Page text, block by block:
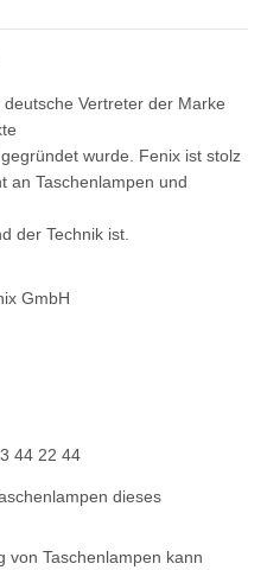
deutsche Vertreter der Marke
wurde. Fenix ist stolz
an Taschenlampen und
der Technik ist.
GmbH
44 22 44
dieses
von Taschenlampen kann